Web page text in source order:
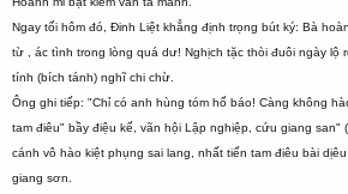
Ngay tối hôm đó, Đinh Liệt khẳng định trọng bút ký: Bà
từ , ác tình trong lòng quá dư! Nghịch tặc thòi đuôi ngày lộ
tính (bích tánh) nghĩ chi chừ.
Ông ghi tiếp: "Chỉ có anh hùng tóm hổ báo! Càng không
tam điêu" bầy điệu kế, vãn hội Lập nghiệp, cứu giang san"
cánh vô hào kiệt phụng sai lang, nhất tiến tam điêu bài
giang sơn.